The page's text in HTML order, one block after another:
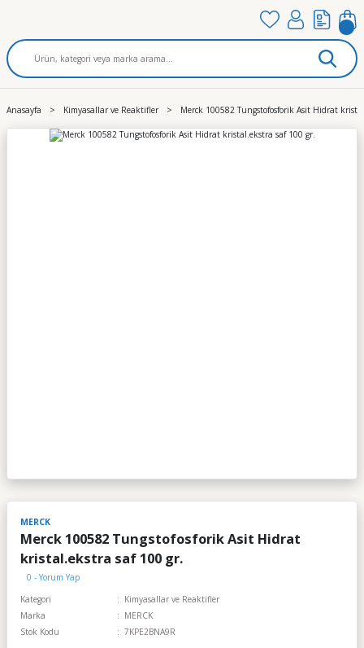
Anasayfa Kimyasallar ve Reaktifler Merck 100582 Tungstofosforik Asit Hidrat
MERCK
Merck 100582 Tungstofosforik Asit Hidrat
kristal.ekstra saf 100 gr.
0 - Yorum Yap
Kategori
Kimyasallar ve Reaktifler
Marka
MERCK
Stok Kodu
7KPE2BNA9R